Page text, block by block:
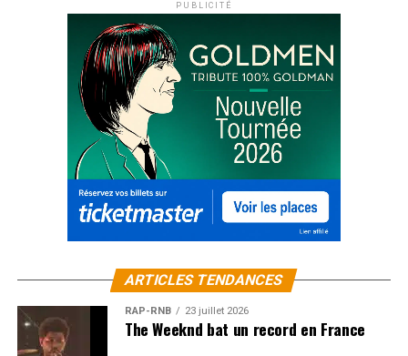
PUBLICITÉ
ARTICLES TENDANCES
RAP-RNB 23 juillet 2026
The Weeknd bat un record en France